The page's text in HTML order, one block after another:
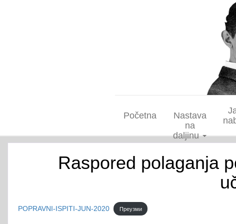
Početna
Nastava
na
daljinu
Raspored polaganja
POPRAVNI-ISPITI-JUN-2020 Преузми